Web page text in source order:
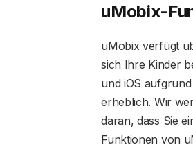
uMobix-
uMobix verfügt
sich Ihre Kinder
und iOS
erheblich. Wir
daran, dass Sie
Funktionen von